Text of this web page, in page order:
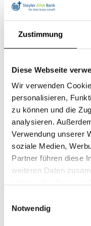
Zustimmung
Diese Webseite
Wir verwenden
personalisieren,
zu können und die
analysieren.
Verwendung unserer
soziale Medien,
Partner führen diese
weiteren Daten
Notwendig
Auf der einen
börsennotierten
Gewinne
muss.
begünstigte Gewalt
Dementsprechend
negativer Wert zu
nachhaltigen
in Deutschland,
Ausgeschlossen
mehr als 5
Wein
für